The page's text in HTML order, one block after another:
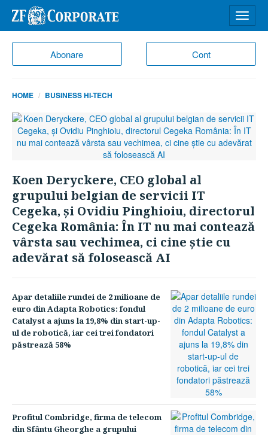
Abonare Cont
meniu
HOME BUSINESS HI-TECH
Koen Deryckere, CEO global al
grupului belgian de servicii IT
Cegeka, şi Ovidiu Pinghioiu, directorul
Cegeka România: În IT nu mai contează
vârsta sau vechimea, ci cine ştie cu
adevărat să folosească AI
Apar detaliile rundei de 2 milioane de
euro din Adapta Robotics: fondul
Catalyst a ajuns la 19,8% din start-up-
ul de robotică, iar cei trei fondatori
păstrează 58%
Profitul Combridge, firma de telecom
din Sfântu Gheorghe a grupului